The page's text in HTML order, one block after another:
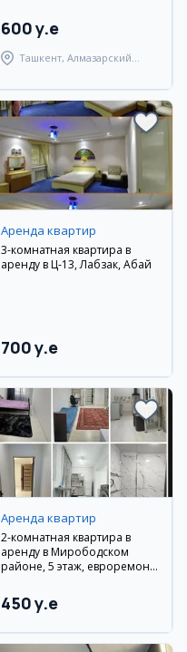
600 y.e
Ташкент, Алмазарский
Аренда квартир
3-комнатная квартира в
аренду в Ц-13, Лабзак, Абай
700 y.e
Аренда квартир
2-комнатная квартира в
аренду в Мирободском
районе, 5 этаж, евроремонт,
450 y.e